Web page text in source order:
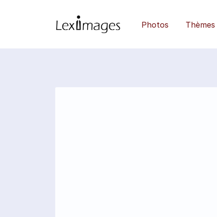
Photos Thèmes